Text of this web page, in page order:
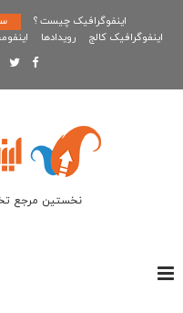
اینفوگرافیک چیست ؟
اینفوگرافیک کالج
رویدادها
نخستین مرجع